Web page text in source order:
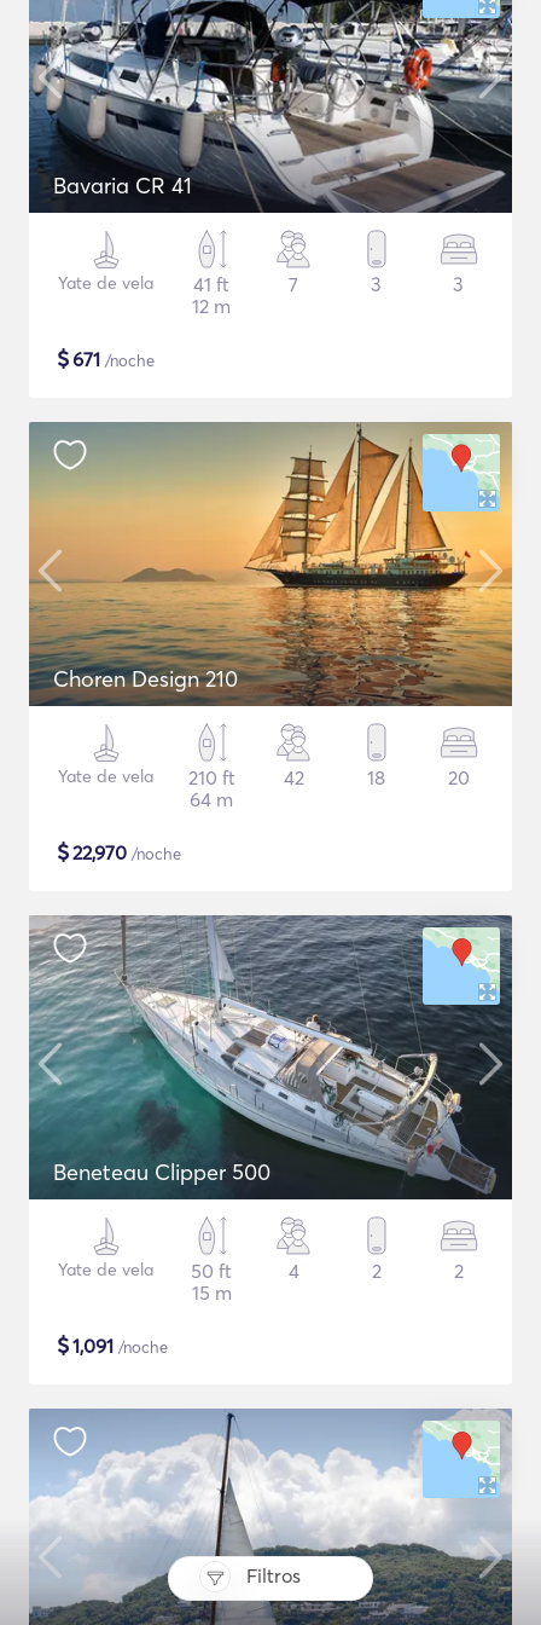
Filtros
Bavaria CR 41
Yate de vela
41 ft
12 m
7 3 3
$671 /noche
Choren Design 210
Yate de vela
210 ft
64 m
42 18 20
$22,970 /noche
Beneteau Clipper 500
Yate de vela
50 ft
15 m
4 2 2
$1,091 /noche